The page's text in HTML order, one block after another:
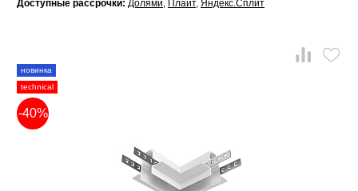
Доступные рассрочки: Долями, Плайт, Яндекс.Сплит
новинка
technical
-40%